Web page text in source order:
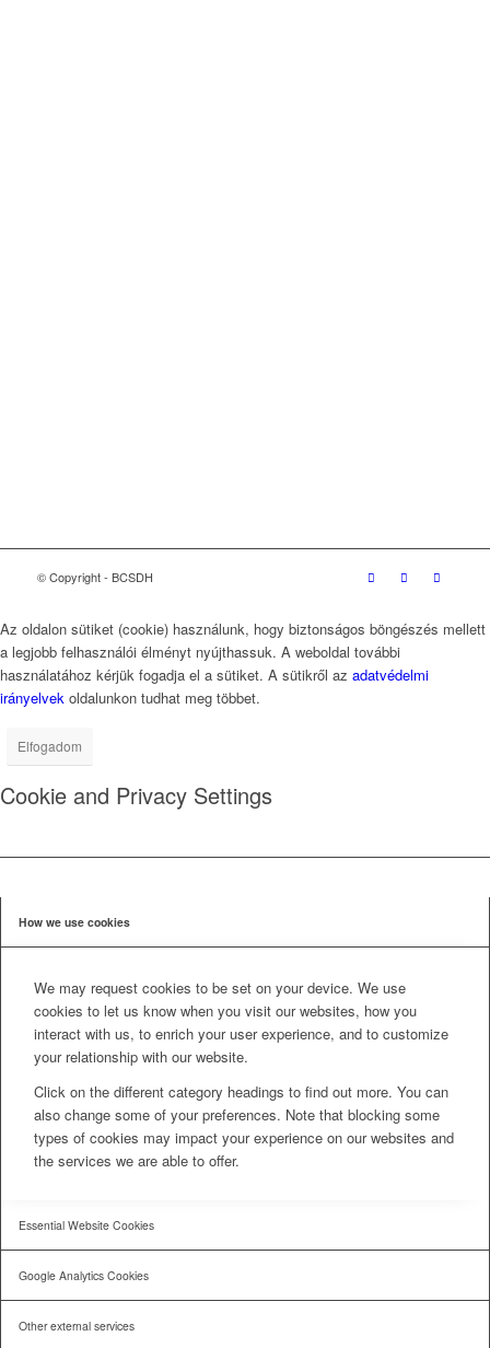
© Copyright - BCSDH
Az oldalon sütiket (cookie) használunk, hogy biztonságos böngészés mellett
a legjobb felhasználói élményt nyújthassuk. A weboldal további
használatához kérjük fogadja el a sütiket. A sütikről az adatvédelmi
irányelvek oldalunkon tudhat meg többet.
Elfogadom
Cookie and Privacy Settings
How we use cookies
We may request cookies to be set on your device. We use
cookies to let us know when you visit our websites, how you
interact with us, to enrich your user experience, and to customize
your relationship with our website.
Click on the different category headings to find out more. You can
also change some of your preferences. Note that blocking some
types of cookies may impact your experience on our websites and
the services we are able to offer.
Essential Website Cookies
Google Analytics Cookies
Other external services